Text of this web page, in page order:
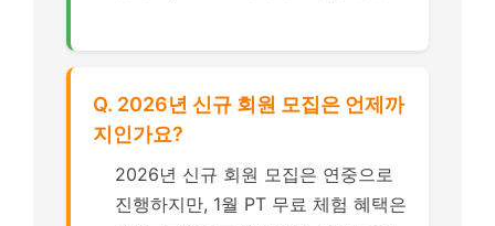
Q. 2026년 신규 회원 모집은 언제까
지인가요?
2026년 신규 회원 모집은 연중으로
진행하지만, 1월 PT 무료 체험 혜택은